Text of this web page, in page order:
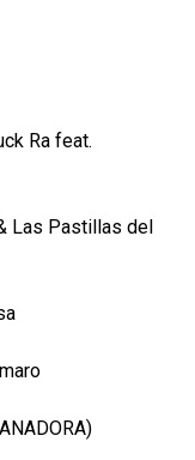
Ra feat.
Las Pastillas del